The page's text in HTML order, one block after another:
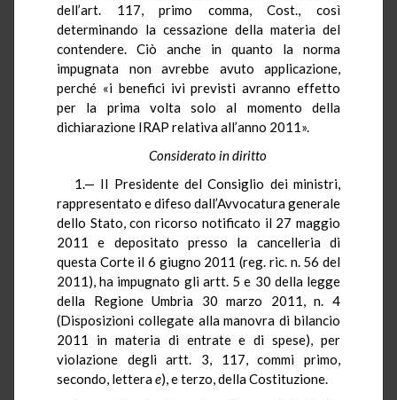
dell’art. 117, primo comma, Cost., così
determinando la cessazione della materia del
contendere. Ciò anche in quanto la norma
impugnata non avrebbe avuto applicazione,
perché «i benefici ivi previsti avranno effetto
per la prima volta solo al momento della
dichiarazione IRAP relativa all’anno 2011».
Considerato in diritto
1.— Il Presidente del Consiglio dei ministri,
rappresentato e difeso dall’Avvocatura generale
dello Stato, con ricorso notificato il 27 maggio
2011 e depositato presso la cancelleria di
questa Corte il 6 giugno 2011 (reg. ric. n. 56 del
2011), ha impugnato gli artt. 5 e 30 della legge
della Regione Umbria 30 marzo 2011, n. 4
(Disposizioni collegate alla manovra di bilancio
2011 in materia di entrate e di spese), per
violazione degli artt. 3, 117, commi primo,
secondo, letterae), e terzo, della Costituzione.